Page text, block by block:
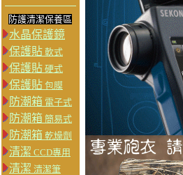
防護清潔保養區
水晶保護鏡
保護貼 軟式
保護貼 硬式
保護貼 包膜
防潮箱 電子式
防潮箱 簡易式
防潮箱 乾燥劑
清潔 CCD專用
清潔 清潔筆